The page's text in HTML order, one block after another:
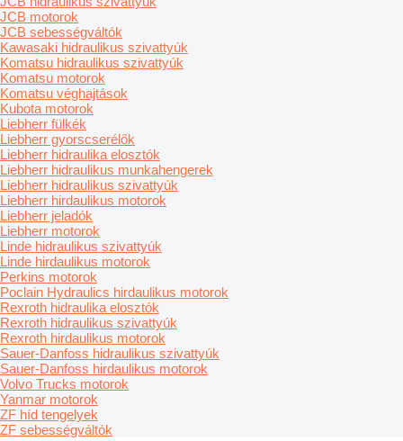
JCB motorok
JCB sebességváltók
Kawasaki hidraulikus szivattyúk
Komatsu hidraulikus szivattyúk
Komatsu motorok
Komatsu véghajtások
Kubota motorok
Liebherr fülkék
Liebherr gyorscserélők
Liebherr hidraulika elosztók
Liebherr hidraulikus munkahengerek
Liebherr hidraulikus szivattyúk
Liebherr hirdaulikus motorok
Liebherr jeladók
Liebherr motorok
Linde hidraulikus szivattyúk
Linde hirdaulikus motorok
Perkins motorok
Poclain Hydraulics hirdaulikus motorok
Rexroth hidraulika elosztók
Rexroth hidraulikus szivattyúk
Rexroth hirdaulikus motorok
Sauer-Danfoss hidraulikus szivattyúk
Sauer-Danfoss hirdaulikus motorok
Volvo Trucks motorok
Yanmar motorok
ZF híd tengelyek
ZF sebességváltók